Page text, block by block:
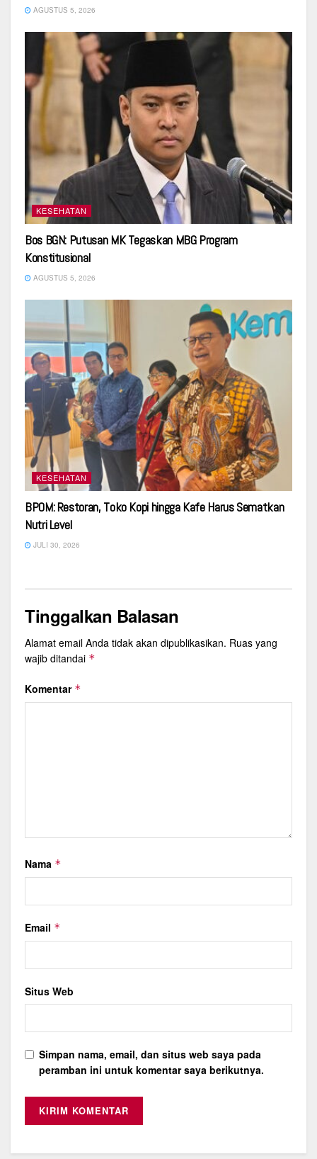
AGUSTUS 5, 2026
KESEHATAN
Bos BGN: Putusan MK Tegaskan MBG Program
Konstitusional
AGUSTUS 5, 2026
KESEHATAN
BPOM: Restoran, Toko Kopi hingga Kafe Harus Sematkan
Nutri Level
JULI 30, 2026
Tinggalkan Balasan
Alamat email Anda tidak akan dipublikasikan. Ruas yang
wajib ditandai *
Komentar *
Nama *
Email *
Situs Web
Simpan nama, email, dan situs web saya pada
peramban ini untuk komentar saya berikutnya.